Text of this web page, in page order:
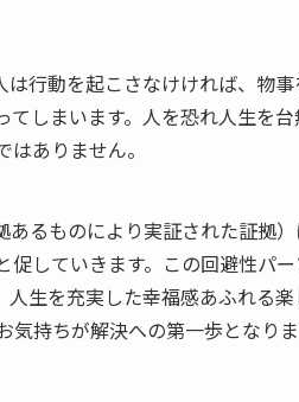
行動を起こさなけければ、物事
しまいます。人を恐れ人生を台
ありません。
るものにより実証された証拠
していきます。この回避性パ
生を充実した幸福感あふれる楽
持ちが解決への第一歩となりま